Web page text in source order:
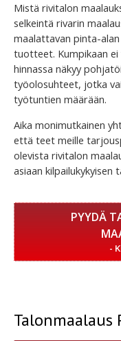
Mistä rivitalon
selkeintä rivarin
maalattavan pinta-
tuotteet. Kumpikaan ei
hinnassa näkyy
työolosuhteet, jotka
työtuntien määrään.
Aika monimutkainen
että teet meille
olevista rivitalon
asiaan kilpailukykyisen
PYYDÄ
Talonmaalaus